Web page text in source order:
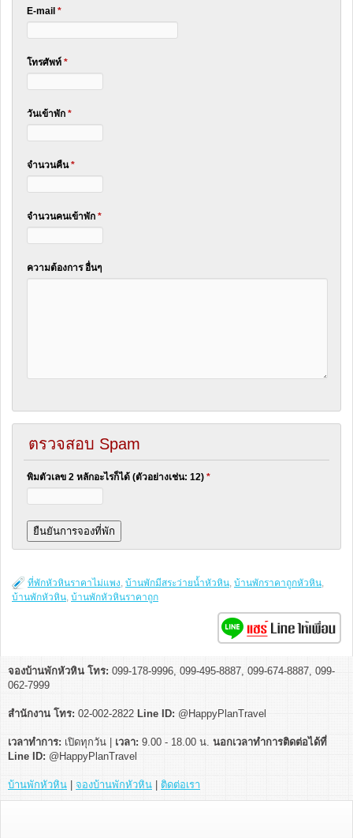
E-mail *
โทรศัพท์ *
วันเข้าพัก *
จำนวนคืน*
จำนวนคนเข้าพัก *
ความต้องการ อื่นๆ
ตรวจสอบ Spam
พิมตัวเลข 2 หลักอะไรก็ได้ (ตัวอย่างเช่น: 12) *
ที่พักหัวหินราคาไม่แพง, บ้านพักมีสระว่ายน้ำหัวหิน, บ้านพักราคาถูกหัวหิน,
บ้านพักหัวหิน, บ้านพักหัวหินราคาถูก
จองบ้านพักหัวหิน โทร: 099-178-9996, 099-495-8887, 099-674-8887, 099-
062-7999
สำนักงาน โทร: 02-002-2822 Line ID: @HappyPlanTravel
เวลาทำการ: เปิดทุกวัน | เวลา: 9.00 - 18.00 น. นอกเวลาทำการติดต่อได้ที่
Line ID: @HappyPlanTravel
บ้านพักหัวหิน จองบ้านพักหัวหิน ติดต่อเรา